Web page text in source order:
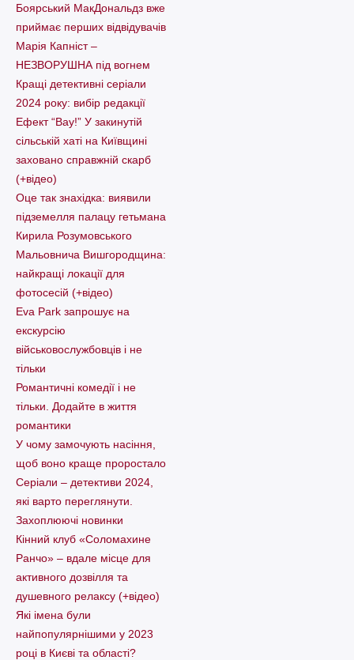
Боярський МакДональдз вже
приймає перших відвідувачів
Марія Капніст –
НЕЗВОРУШНА під вогнем
Кращі детективні серіали
2024 року: вибір редакції
Ефект “Вау!” У закинутій
сільській хаті на Київщині
заховано справжній скарб
(+відео)
Оце так знахідка: виявили
підземелля палацу гетьмана
Кирила Розумовського
Мальовнича Вишгородщина:
найкращі локації для
фотосесій (+відео)
Eva Park запрошує на
екскурсію
військовослужбовців і не
тільки
Романтичні комедії і не
тільки. Додайте в життя
романтики
У чому замочують насіння,
щоб воно краще проростало
Серіали – детективи 2024,
які варто пеpеглянути.
Захоплюючі новинки
Кінний клуб «Соломахине
Ранчо» – вдале місце для
активного дозвілля та
душевного релаксу (+відео)
Які імена були
найпопулярнішими у 2023
році в Києві та області?